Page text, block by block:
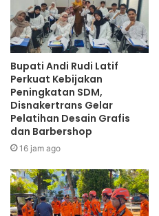
Bupati Andi Rudi Latif
Perkuat Kebijakan
Peningkatan SDM,
Disnakertrans Gelar
Pelatihan Desain Grafis
dan Barbershop
16 jam ago